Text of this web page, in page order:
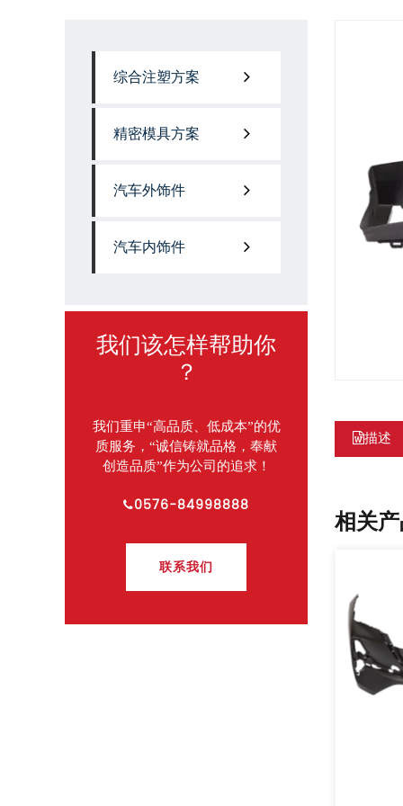
综合注塑方案
精密模具方案
汽车外饰件
汽车内饰件
我们该怎样帮助你
？
我们重申“高品质、低成本”的优
质服务，“诚信铸就品格，奉献
创造品质”作为公司的追求！
0576-84998888
联系我们
描述
相关